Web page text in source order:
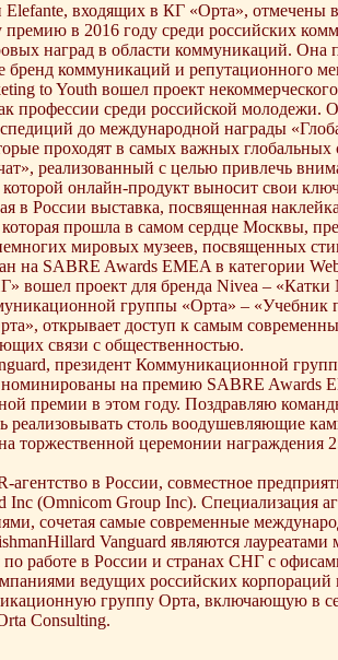
Elefante, входящих в КГ «Орта»,
в 2016 году среди российских
наград в области коммуникаций.
бренд коммуникаций и репутационного
to Youth вошел проект
профессии среди российской
до международной награды
проходят в самых важных
реализованный с целью привлечь
онлайн-продукт выносит свои
в России выставка, посвященная
прошла в самом сердце Москвы,
мировых музеев, посвященных
на SABRE Awards EMEA в категории
вошел проект для бренда Nivea –
группы «Орта» –
открывает доступ к самым
связи с общественностью.
президент Коммуникационной
на премию SABRE Awards
премии в этом году. Поздравляю
столь воодушевляющие
торжественной церемонии награждения
в России, совместное
(Omnicom Group Inc). Специализация
сочетая самые современные
Vanguard являются
работе в России и странах СНГ с
ведущих российских
группу Орта, включающую в
Consulting.